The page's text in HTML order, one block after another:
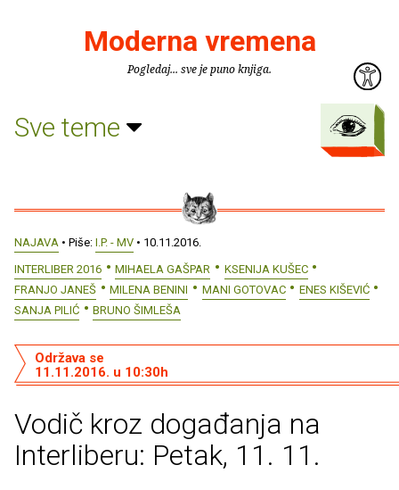
Moderna vremena
Pogledaj... sve je puno knjiga.
Sve teme
NAJAVA • Piše: I.P. - MV • 10.11.2016.
INTERLIBER 2016
MIHAELA GAŠPAR
KSENIJA KUŠEC
FRANJO JANEŠ
MILENA BENINI MANI GOTOVAC
ENES KIŠEVIĆ
SANJA PILIĆ
BRUNO ŠIMLEŠA
Vodič kroz događanja na
Interliberu: Petak, 11. 11.
Održava se
11.11.2016. u 10:30h